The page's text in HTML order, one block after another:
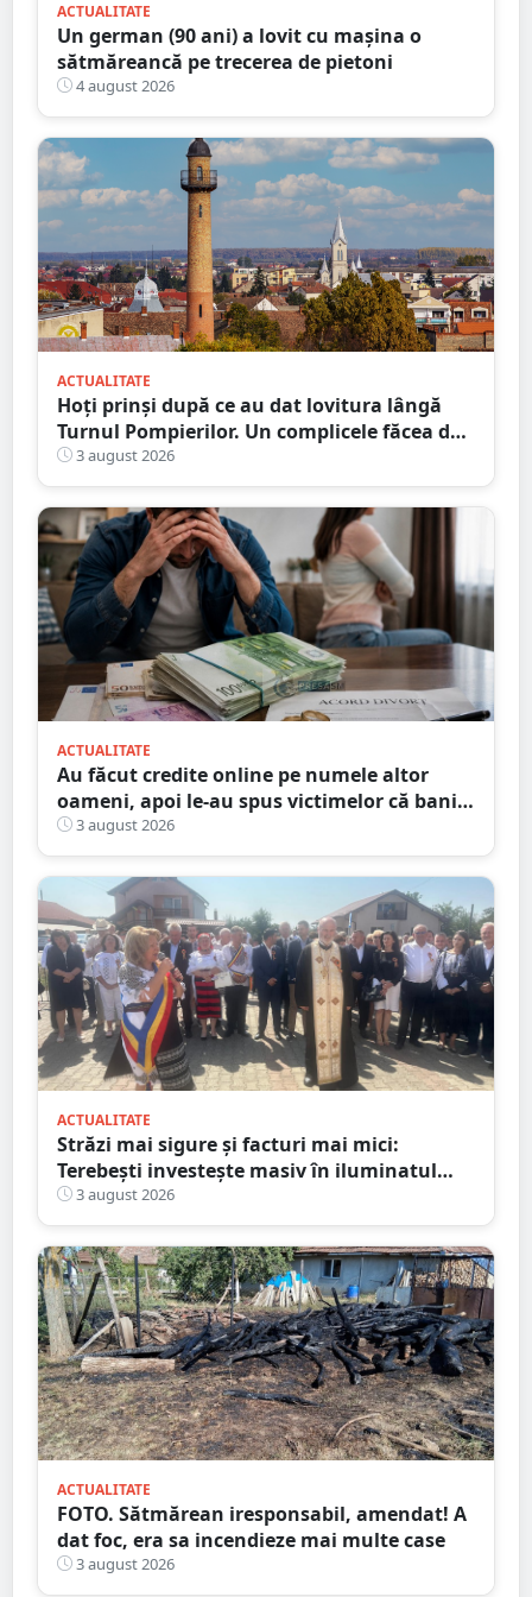
ACTUALITATE
Un german (90 ani) a lovit cu mașina o
sătmăreancă pe trecerea de pietoni
4 august 2026
ACTUALITATE
Hoți prinși după ce au dat lovitura lângă
Turnul Pompierilor. Un complicele făcea de
pază
3 august 2026
ACTUALITATE
Au făcut credite online pe numele altor
oameni, apoi le-au spus victimelor că banii
sunt din... moștenire
3 august 2026
ACTUALITATE
Străzi mai sigure și facturi mai mici:
Terebești investește masiv în iluminatul
public
3 august 2026
ACTUALITATE
FOTO. Sătmărean iresponsabil, amendat! A
dat foc, era sa incendieze mai multe case
3 august 2026